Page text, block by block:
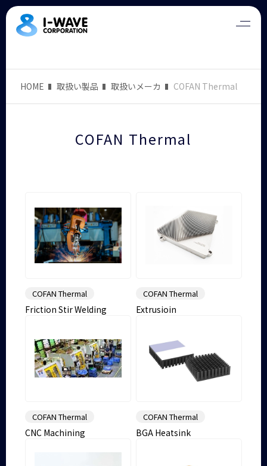
HOME 取扱い製品 取扱いメーカ COFAN Thermal
COFAN Thermal
COFAN Thermal
Friction Stir Welding
COFAN Thermal
Extrusioin
COFAN Thermal
CNC Machining
COFAN Thermal
BGA Heatsink